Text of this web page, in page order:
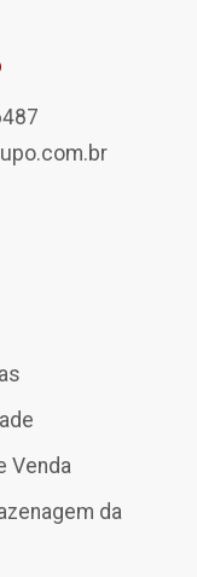
Venda
da